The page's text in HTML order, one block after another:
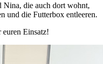
die auch dort wohnt,
und die Futterbox entleeren.
Einsatz!